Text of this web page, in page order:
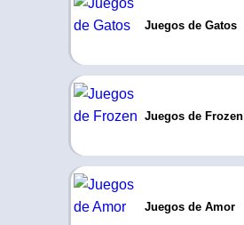
Juegos de Gatos
Juegos de Frozen
Juegos de Amor